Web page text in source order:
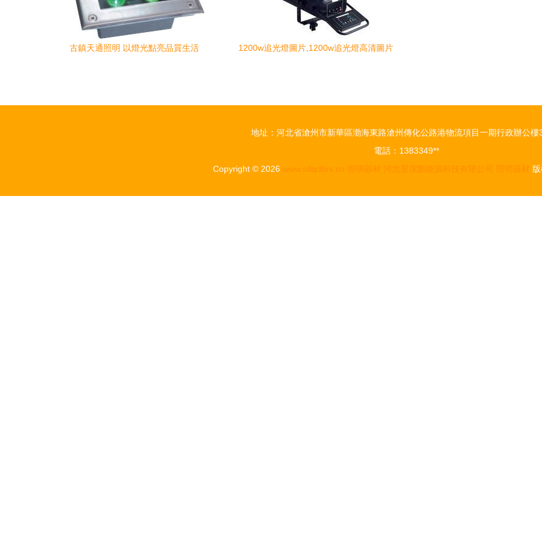
古鎮天通照明 以燈光點亮品質生活
1200w追光燈圖片,1200w追光燈高清圖片
地址：河北省滄州市新華區渤海東路滄州傳化公路港物流項目一期行政辦公樓
電話：1383349**
Copyright © 2026 www.sdqdbrs.cn 照明器材 河北昱潔新能源科技有限公司 照明器材